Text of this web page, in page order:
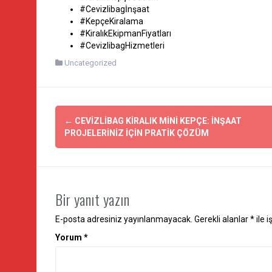
#Cevizlibagİnşaat
#KepçeKiralama
#KiralıkEkipmanFiyatları
#CevizlibagHizmetleri
Uncategorized
Yazı
dolaşımı
← CEVIZLIBAG KIRALIK MINI KEPÇE: İNŞAAT
PROJELERINIZ İÇIN PRATIK ÇÖZÜM
Bir yanıt yazın
E-posta adresiniz yayınlanmayacak. Gerekli alanlar*ile
Yorum *